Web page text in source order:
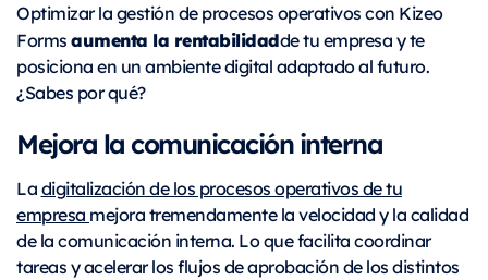
Optimizar la gestión de procesos operativos con Kizeo
Formsaumenta la rentabilidadde tu empresa y te
posiciona en un ambiente digital adaptado al futuro.
¿Sabes por qué?
Mejora la comunicación interna
Ladigitalización de los procesos operativos de tu
empresa mejora tremendamente la velocidad y la calidad
de la comunicación interna. Lo que facilita coordinar
tareas y acelerar los flujos de aprobación de los distintos